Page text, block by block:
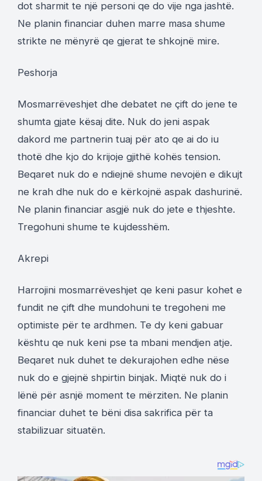
dot sharmit te një personi qe do vije nga jashtë.
Ne planin financiar duhen marre masa shume
strikte ne mënyrë qe gjerat te shkojnë mire.
Peshorja
Mosmarrëveshjet dhe debatet ne çift do jene te
shumta gjate kësaj dite. Nuk do jeni aspak
dakord me partnerin tuaj për ato qe ai do iu
thotë dhe kjo do krijoje gjithë kohës tension.
Beqaret nuk do e ndiejnë shume nevojën e dikujt
ne krah dhe nuk do e kërkojnë aspak dashurinë.
Ne planin financiar asgjë nuk do jete e thjeshte.
Tregohuni shume te kujdesshëm.
Akrepi
Harrojini mosmarrëveshjet qe keni pasur kohet e
fundit ne çift dhe mundohuni te tregoheni me
optimiste për te ardhmen. Te dy keni gabuar
kështu qe nuk keni pse ta mbani mendjen atje.
Beqaret nuk duhet te dekurajohen edhe nëse
nuk do e gjejnë shpirtin binjak. Miqtë nuk do i
lënë për asnjë moment te mërziten. Ne planin
financiar duhet te bëni disa sakrifica për ta
stabilizuar situatën.